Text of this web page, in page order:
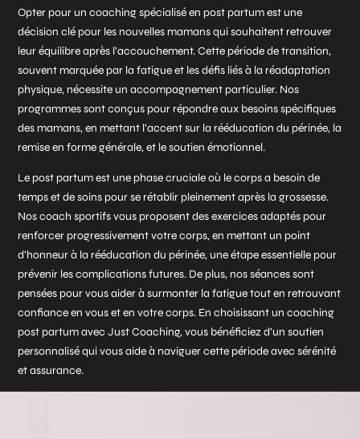
Opter pour un coaching spécialisé en post partum est une
décision clé pour les nouvelles mamans qui souhaitent retrouver
leur équilibre après l’accouchement. Cette période de transition,
souvent marquée par la fatigue et les défis liés à la réadaptation
physique, nécessite un accompagnement particulier. Nos
programmes sont conçus pour répondre aux besoins spécifiques
des mamans, en mettant l’accent sur la rééducation du périnée, la
remise en forme générale, et le soutien émotionnel.
Le post partum est une phase cruciale où le corps a besoin de
temps et de soins pour se rétablir pleinement après la grossesse.
Nos coach sportifs vous proposent des exercices adaptés pour
renforcer progressivement votre corps, en mettant un point
d’honneur à la rééducation du périnée, une étape essentielle pour
prévenir les complications futures. De plus, nos séances sont
pensées pour vous aider à surmonter la fatigue tout en retrouvant
confiance en vous et en votre corps. En choisissant un coaching
post partum avec Just Coaching, vous bénéficiez d’un soutien
personnalisé qui vous aide à naviguer cette période avec sérénité
et assurance.